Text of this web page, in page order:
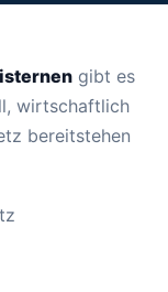
gibt es
wirtschaftlich
bereitstehen